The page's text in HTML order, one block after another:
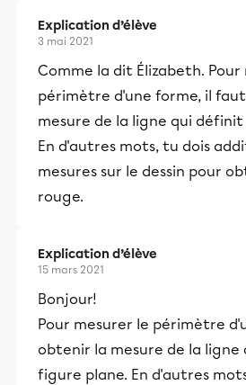
Explication d’élève
3 mai 2021
Comme la dit Élizabeth. Pour
périmètre d'une forme, il
mesure de la ligne qui
En d'autres mots, tu dois
mesures sur le dessin pour
rouge.
Explication d’élève
15 mars 2021
Bonjour!
Pour mesurer le périmètre
obtenir la mesure de la ligne
figure plane. En d'autres